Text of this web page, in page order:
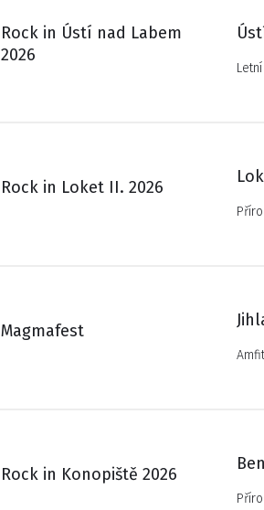
Rock in Ústí nad Labem
2026
Rock in Loket II. 2026
Magmafest
Rock in Konopiště 2026